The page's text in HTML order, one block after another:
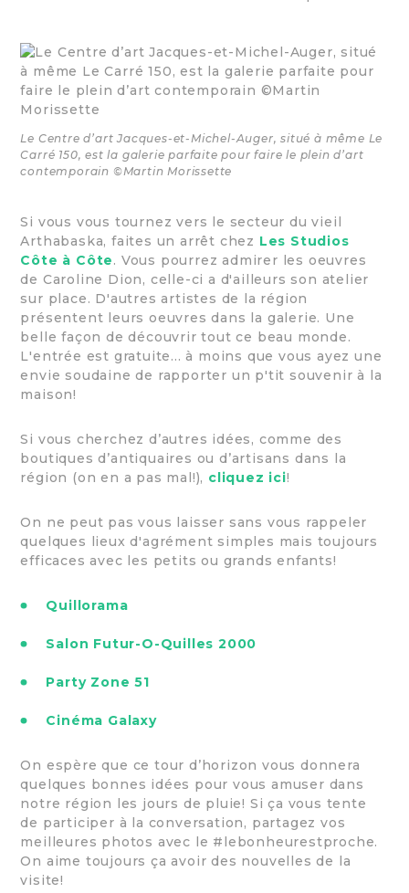
Le Centre d’art Jacques-et-Michel-Auger, situé à même Le
Carré 150, est la galerie parfaite pour faire le plein d’art
contemporain ©Martin Morissette
Si vous vous tournez vers le secteur du vieil
Arthabaska, faites un arrêt chez Les Studios
Côte à Côte. Vous pourrez admirer les oeuvres
de Caroline Dion, celle-ci a d'ailleurs son atelier
sur place. D'autres artistes de la région
présentent leurs oeuvres dans la galerie. Une
belle façon de découvrir tout ce beau monde.
L'entrée est gratuite... à moins que vous ayez une
envie soudaine de rapporter un p'tit souvenir à la
maison!
Si vous cherchez d’autres idées, comme des
boutiques d’antiquaires ou d’artisans dans la
région (on en a pas mal!), cliquez ici!
On ne peut pas vous laisser sans vous rappeler
quelques lieux d'agrément simples mais toujours
efficaces avec les petits ou grands enfants!
Quillorama
Salon Futur-O-Quilles 2000
Party Zone 51
Cinéma Galaxy
On espère que ce tour d’horizon vous donnera
quelques bonnes idées pour vous amuser dans
notre région les jours de pluie! Si ça vous tente
de participer à la conversation, partagez vos
meilleures photos avec le #lebonheurestproche.
On aime toujours ça avoir des nouvelles de la
visite!